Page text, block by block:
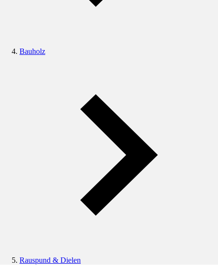
Bauholz
Rauspund & Dielen